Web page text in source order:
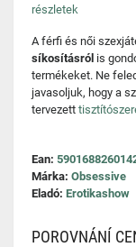
részletek
A férfi és női
síkosításról is
termékeket. Ne
javasoljuk, hogy a
tervezett
Ean:
Márka: Obsessive
Eladó: Erotikashow
POROVNÁNÍ